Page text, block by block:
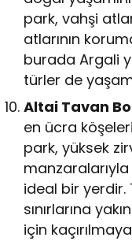
park, vahşi
atlarının
burada Argali
türler de
Altai Tavan
en ücra
park, yüksek
ideal bir yerdir.
sınırlarına
için